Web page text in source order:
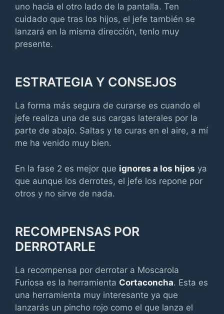
uno hacia el otro lado de la pantalla. Ten
cuidado que tras los hijos, el jefe también se
lanzará en la misma dirección, tenlo muy
presente.
ESTRATEGIA Y CONSEJOS
La forma más segura de curarse es cuando el
jefe realiza una de sus cargas laterales por la
parte de abajo. Saltas y te curas en el aire, a mí
me ha venido muy bien.
En la fase 2 es mejor que ignores a los hijos ya
que aunque los derrotes, el jefe los repone por
otros y no sirve de nada.
RECOMPENSAS POR
DERROTARLE
La recompensa por derrotar a Moscarola
Furiosa es la herramienta Cortaconcha. Esta es
una herramienta muy interesante ya que
lanzarás un pincho rojo como el que lanza el